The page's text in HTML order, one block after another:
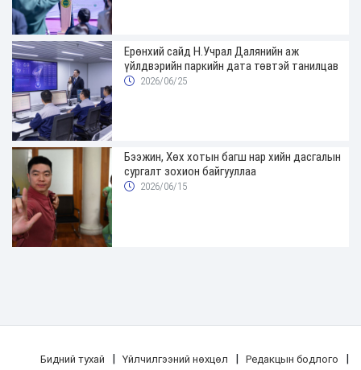
Ерөнхий сайд Н.Учрал Далянийн аж
үйлдвэрийн паркийн дата төвтэй танилцав
2026/06/25
Бээжин, Хөх хотын багш нар хийн дасгалын
сургалт зохион байгууллаа
2026/06/15
Бидний тухай Үйлчилгээний нөхцөл Редакцын бодлого